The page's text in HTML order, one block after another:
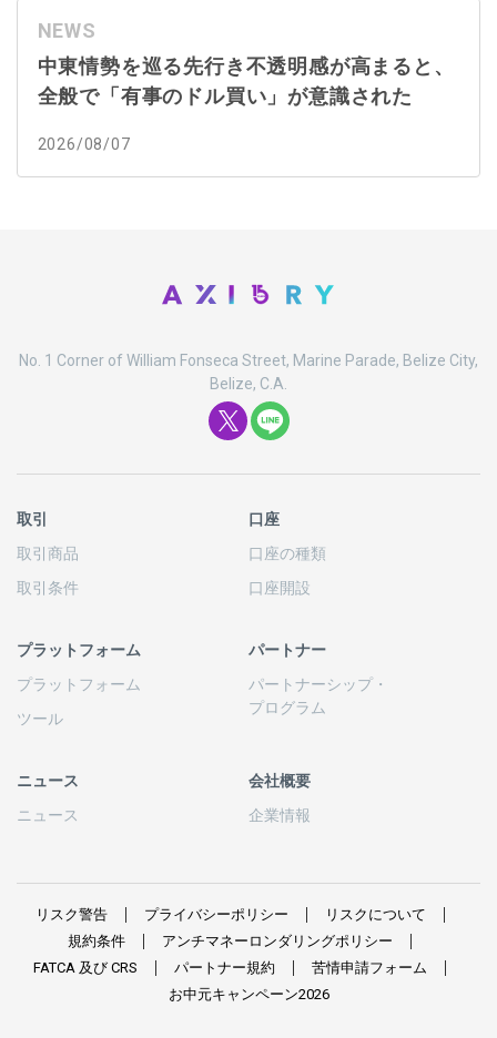
NEWS
中東情勢を巡る先行き不透明感が高まると、
全般で「有事のドル買い」が意識された
2026/08/07
No. 1 Corner of William Fonseca Street, Marine Parade, Belize City,
Belize, C.A.
取引
取引商品
取引条件
口座
口座の種類
口座開設
プラットフォーム
プラットフォーム
ツール
パートナー
パートナーシップ・
プログラム
ニュース
ニュース
会社概要
企業情報
リスク警告 プライバシーポリシー
リスクについて
規約条件
アンチマネーロンダリングポリシー
FATCA 及び CRS パートナー規約 苦情申請フォーム
お中元キャンペーン2026